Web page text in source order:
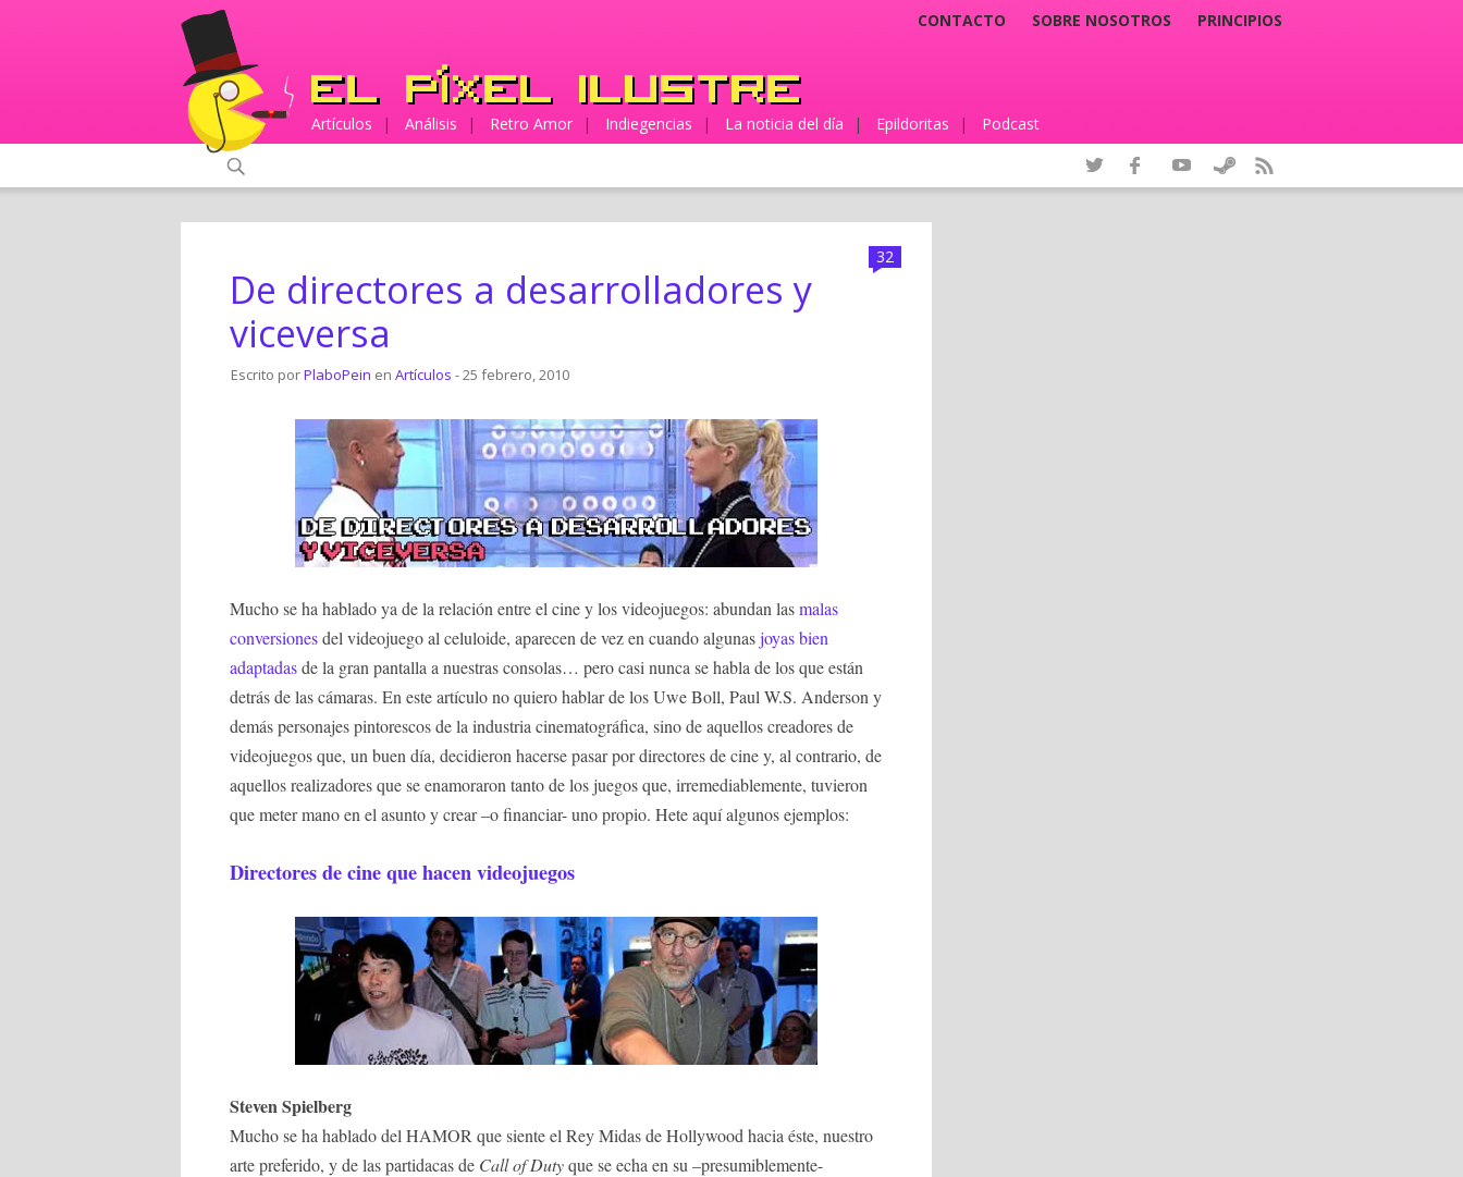
CONTACTO SOBRE NOSOTROS PRINCIPIOS
Artículos | Análisis | Retro Amor | Indiegencias | La noticia del día | Epildoritas | Podcast
32
De directores a desarrolladores y
viceversa
Escrito porPlaboPein en Artículos - 25 febrero, 2010
Mucho se ha hablado ya de la relación entre el cine y los videojuegos: abundan lasmalas
conversionesdel videojuego al celuloide, aparecen de vez en cuando algunasjoyas bien
adaptadasde la gran pantalla a nuestras consolas… pero casi nunca se habla de los que están
detrás de las cámaras. En este artículo no quiero hablar de los Uwe Boll, Paul W.S. Anderson y
demás personajes pintorescos de la industria cinematográfica, sino de aquellos creadores de
videojuegos que, un buen día, decidieron hacerse pasar por directores de cine y, al contrario, de
aquellos realizadores que se enamoraron tanto de los juegos que, irremediablemente, tuvieron
que meter mano en el asunto y crear –o financiar- uno propio. Hete aquí algunos ejemplos:
Directores de cine que hacen videojuegos
Steven Spielberg
Mucho se ha hablado del HAMOR que siente el Rey Midas de Hollywood hacia éste, nuestro
arte preferido, y de las partidacas de Call of Dutyque se echa en su –presumiblemente-